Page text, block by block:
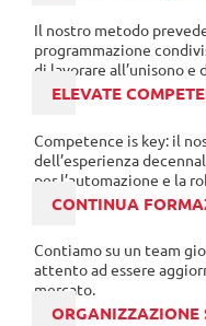
Il nostro metodo
programmazione
di lavorare all’unisono e
ELEVATE
Competence is key: il
dell’esperienza
per l’automazione e la
CONTINUA
Contiamo su un team
attento ad essere
mercato.
ORGANIZZAZIONE